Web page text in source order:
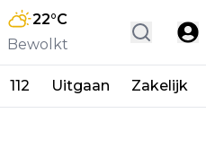
22°C
Bewolkt
112 Uitgaan Zakelijk